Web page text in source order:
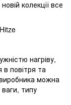
колекції все
нагріву,
в повітря та
можна
типу